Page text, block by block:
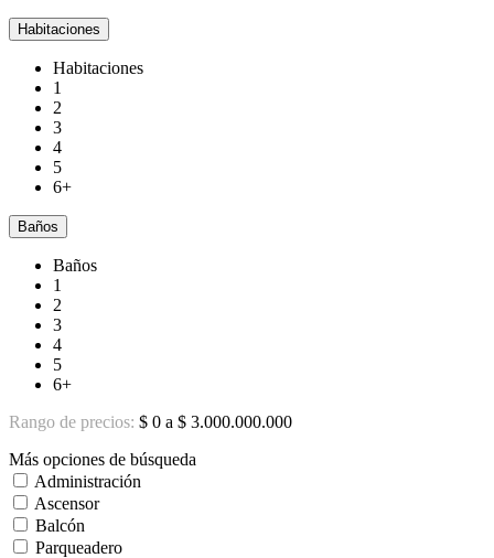
Habitaciones
Habitaciones
1
2
3
4
5
6+
Baños
Baños
1
2
3
4
5
6+
Rango de precios: $ 0 a $ 3.000.000.000
Más opciones de búsqueda
Administración
Ascensor
Balcón
Parqueadero